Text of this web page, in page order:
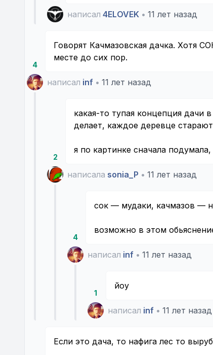
написал 4ELOVEK • 11 лет назад
4
Говорят Качмазовская дачка. Хотя
месте до сих пор.
написал inf • 11 лет назад
2
какая-то тупая концепция дачи
делает, каждое деревце
я по картинке сначала
написала sonia_P • 11 лет назад
4
сок — мудаки, качмазов —
возможно в этом
написал inf • 11 лет назад
1
йоу
написал inf • 11 лет назад
Если это дача, то нафига лес то